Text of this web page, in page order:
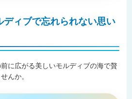
ディブで忘れられない思い
に広がる美しいモルディブの海で贅
んか。